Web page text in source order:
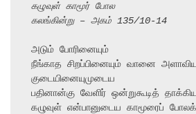
கழுவுள் காமூர் போல
கலங்கின்று – அகம் 135/10-14
அடும் போரினையும்
நீங்காத சிறப்பினையும் வானை
குடையினையுமுடைய
பதினான்கு வேளிர் ஒன்றுகூடித்
கழுவுள் என்பானுடைய காமூரைப் போலக்